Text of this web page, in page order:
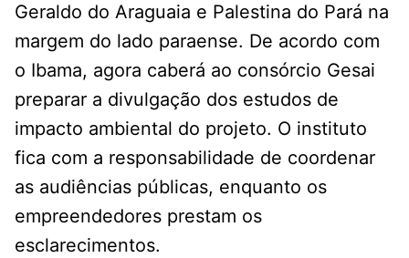
Geraldo do Araguaia e Palestina do Pará na
margem do lado paraense. De acordo com
o Ibama, agora caberá ao consórcio Gesai
preparar a divulgação dos estudos de
impacto ambiental do projeto. O instituto
fica com a responsabilidade de coordenar
as audiências públicas, enquanto os
empreendedores prestam os
esclarecimentos.